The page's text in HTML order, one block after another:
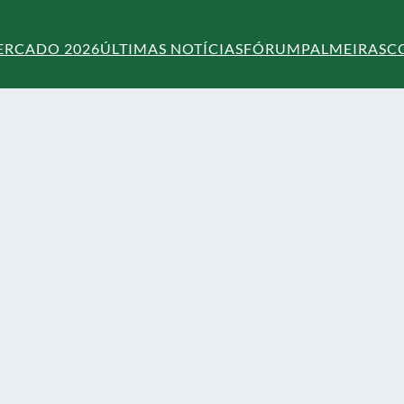
2026ÚLTIMAS NOTÍCIASFÓRUMPALMEIRAS